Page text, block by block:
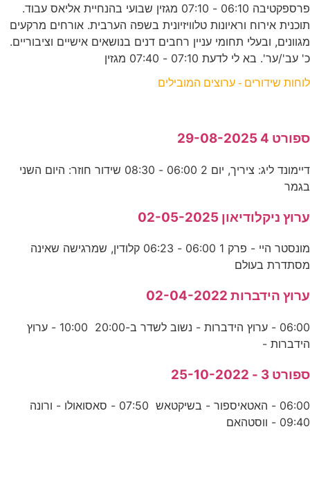
פרספקטיבה 06:10 - 07:10 מגזין שבועי בהנחיית אליאס עבוד.
תוכנית אירוח וראיונות טלוויזיונית בשפה הערבית. אורחים מרקעים
מגוונים, ובעלי תחומי עניין רחבים דנים בנושאים אישיים וציבוריים.
כ' עב'/ער'. בא לי לדעת 07:10 - 07:40 מגזין
לוחות שידורים - ערוצים המובילים
ספורט 4 29-08-2025
דיימונד ליג: ציריך, יום 2 06:00 - 08:30 שידור חוזר: היום השני
בגמר
ערוץ ניקלודיאון 02-05-2025
מונסטר היי - פרק 1 06:00 - 06:23 קלודין, שמרגישה שאינה
מסתדרת בעולם
ערוץ הידברות 02-04-2022
06:00 - ערוץ הידברות - נשוב לשדר ב-20:00 10:00 - ערוץ
הידברות -
ספורט 3 - 25-10-2022
06:00 - האטאיספור - בשיקטאש 07:50 - סאסואולו - ורונה
09:40 - ווסטהאם